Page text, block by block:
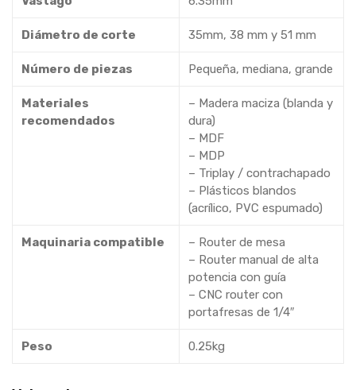
Diámetro de corte 35mm, 38 mm y 51 mm
Número de piezas Pequeña, mediana, grande
Materiales
recomendados
– Madera maciza (blanda y
dura)
– MDF
– MDP
– Triplay / contrachapado
– Plásticos blandos
(acrílico, PVC espumado)
Maquinaria compatible
– Router de mesa
– Router manual de alta
potencia con guía
– CNC router con
portafresas de 1/4″
Peso 0.25kg